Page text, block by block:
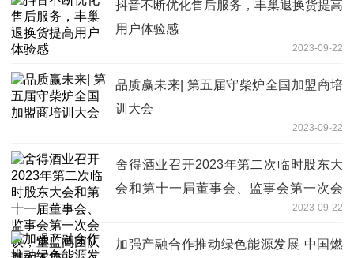
抖音不断优化售后服务，丰巢退换货提高
用户体验感
2023-09-22
品质赢未来| 第五届守柴炉全国加盟商培
训大会
2023-09-22
舍得酒业召开2023年第二次临时股东大
会和第十一届董事会、监事会第一次会
2023-09-22
加强产融合作推动绿色能源发展 中国燃